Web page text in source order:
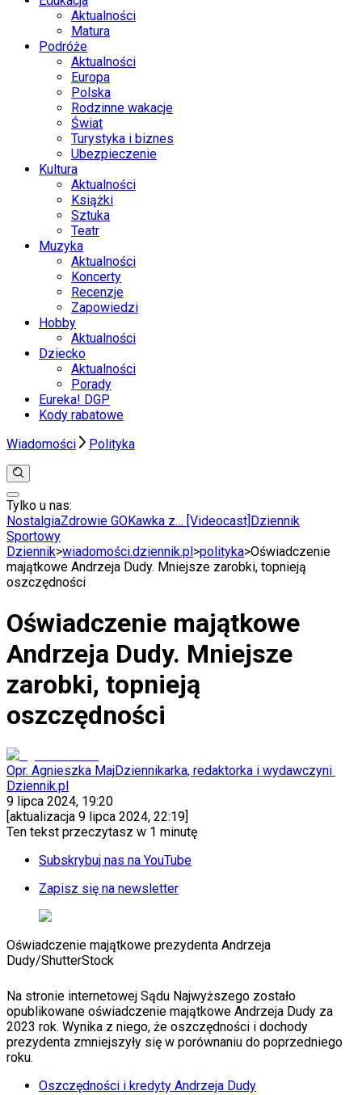
Aktualności
Matura
Podróże
Aktualności
Europa
Polska
Rodzinne wakacje
Świat
Turystyka i biznes
Ubezpieczenie
Kultura
Aktualności
Książki
Sztuka
Teatr
Muzyka
Aktualności
Koncerty
Recenzje
Zapowiedzi
Hobby
Aktualności
Dziecko
Aktualności
Porady
Eureka! DGP
Kody rabatowe
Wiadomości
Polityka
Anuluj
Wiadomości
Świat
Polityka
Nauka
Gospodarka
Aktualności
Emerytury
Finanse
Praca
Podatki
Twoje finanse
Finanse
Aktualności
Auta ekologiczne
Automotive
Jednoślady
Drogi
Na wakacje
Paliwo
Porady
Premiery
Życie gwiazd
Plotki
Telewizja
Edukacja
Aktualności
Matura
Kobieta
Uroda
Tylko u nas:
NostalgiaZdrowie GOKawka z… [Videocast] Dziennik
Sportowy
Dziennik>wiadomości.dziennik.pl >polityka>Oświadczenie
majątkowe Andrzeja Dudy. Mniejsze zarobki, topnieją
oszczędności
Oświadczenie majątkowe
Andrzeja Dudy. Mniejsze
zarobki, topnieją
oszczędności
Opr. Agnieszka MajDziennikarka, redaktorka i wydawczyni
Dziennik.pl
9 lipca 2024, 19:20
[aktualizacja 9 lipca 2024, 22:19
Ten tekst przeczytasz w 1 minutę
Subskrybuj nas na YouTube
Zapisz się na newsletter
Oświadczenie majątkowe prezydenta Andrzeja
Dudy/ShutterStock
Na stronie internetowej Sądu Najwyższego zostało
opublikowane oświadczenie majątkowe Andrzeja Dudy za
2023 rok. Wynika z niego, że oszczędności i dochody
prezydenta zmniejszyły się w porównaniu do poprzedniego
roku.
Oszczędności i kredyty Andrzeja Dudy